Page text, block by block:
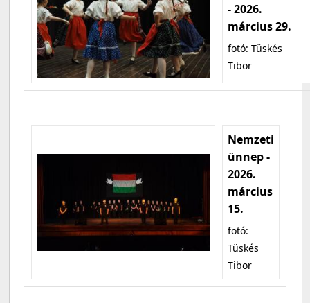
- 2026.
március 29.
fotó: Tüskés
Tibor
Nemzeti
ünnep -
2026.
március
15.
fotó:
Tüskés
Tibor